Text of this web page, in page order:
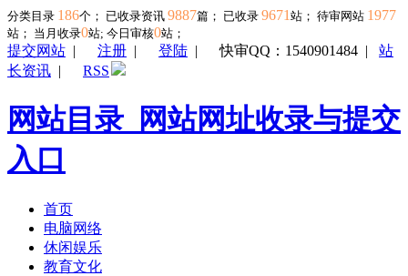
分类目录 186个； 已收录资讯 9887篇； 已收录 9671 站； 待审网站 1977
站； 当月收录0站; 今日审核0站；
提交网站 | 注册 | 登陆 |快审QQ：1540901484 | 站
长资讯 | RSS
网站目录_网站网址收录与提交
入口
首页
电脑网络
休闲娱乐
教育文化